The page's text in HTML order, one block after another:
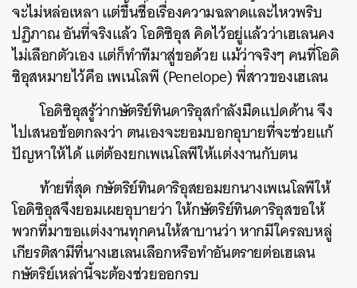
จะไม่หล่อเหลา แต่ขึ้นชื่อเรื่องความฉลาดและไหวพริบ
ปฏิภาณ อันที่จริงแล้ว โอดิซิอุส คิดไว้อยู่แล้วว่าเฮเลนคง
ไม่เลือกตัวเอง แต่ก็ทำทีมาสู่ขอด้วย แม้ว่าจริงๆ คนที่โอดิ
ซิอุสหมายไว้คือ เพเนโลพี (Penelope) พี่สาวของเฮเลน
โอดิซิอุสรู้ว่ากษัตริย์ทินดาริอุสกำลังมืดแปดด้าน จึง
ไปเสนอข้อตกลงว่า ตนเองจะยอมบอกอุบายที่จะช่วยแก้
ปัญหาให้ได้ แต่ต้องยกเพเนโลพีให้แต่งงานกับตน
ท้ายที่สุด กษัตริย์ทินดาริอุสยอมยกนางเพเนโลพีให้
โอดิซิอุสจึงยอมเผยอุบายว่า ให้กษัตริย์ทินดาริอุสขอให้
พวกที่มาขอแต่งงานทุกคนให้สาบานว่า หากมีใครลบหลู่
เกียรติสามีที่นางเฮเลนเลือกหรือทำอันตรายต่อเฮเลน
กษัตริย์เหล่านี้จะต้องช่วยออกรบ